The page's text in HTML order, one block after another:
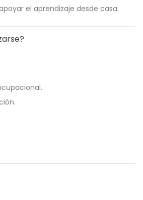
el aprendizaje desde casa.